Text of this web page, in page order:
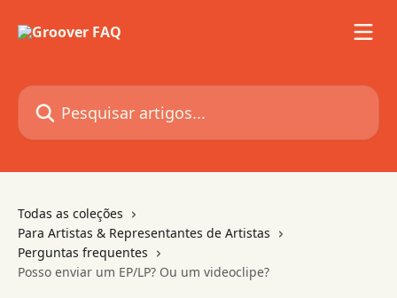
Pesquisar artigos...
Todas as coleções
Para Artistas & Representantes de Artistas
Perguntas frequentes
Posso enviar um EP/LP? Ou um videoclipe?